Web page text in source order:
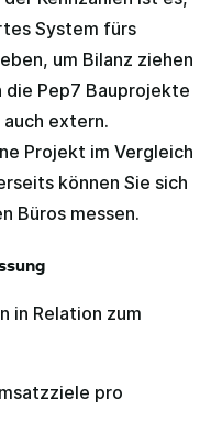
System fürs
um Bilanz ziehen
die Pep7 Bauprojekte
extern.
Projekt im Vergleich
können Sie sich
Büros messen.
in Relation zum
pro